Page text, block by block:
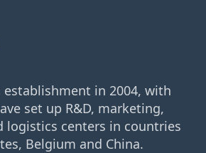
establishment in 2004, with
set up R&D, marketing,
logistics centers in countries
Belgium and China.